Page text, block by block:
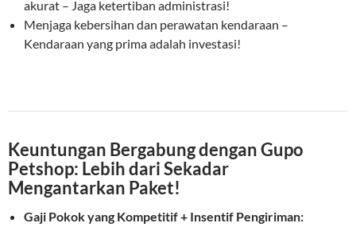
akurat – Jaga ketertiban administrasi!
Menjaga kebersihan dan perawatan kendaraan –
Kendaraan yang prima adalah investasi!
Keuntungan Bergabung dengan Gupo
Petshop: Lebih dari Sekadar
Mengantarkan Paket!
Gaji Pokok yang Kompetitif + Insentif Pengiriman: